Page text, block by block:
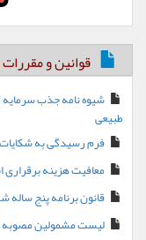
قوانین و
شیوه نامه جذب سرمایه
طبیعی
فرم رسیدگی به شکایات
معافیت هزینه برقراری
قانون برنامه پنج
لیست مشمولین مصوبه